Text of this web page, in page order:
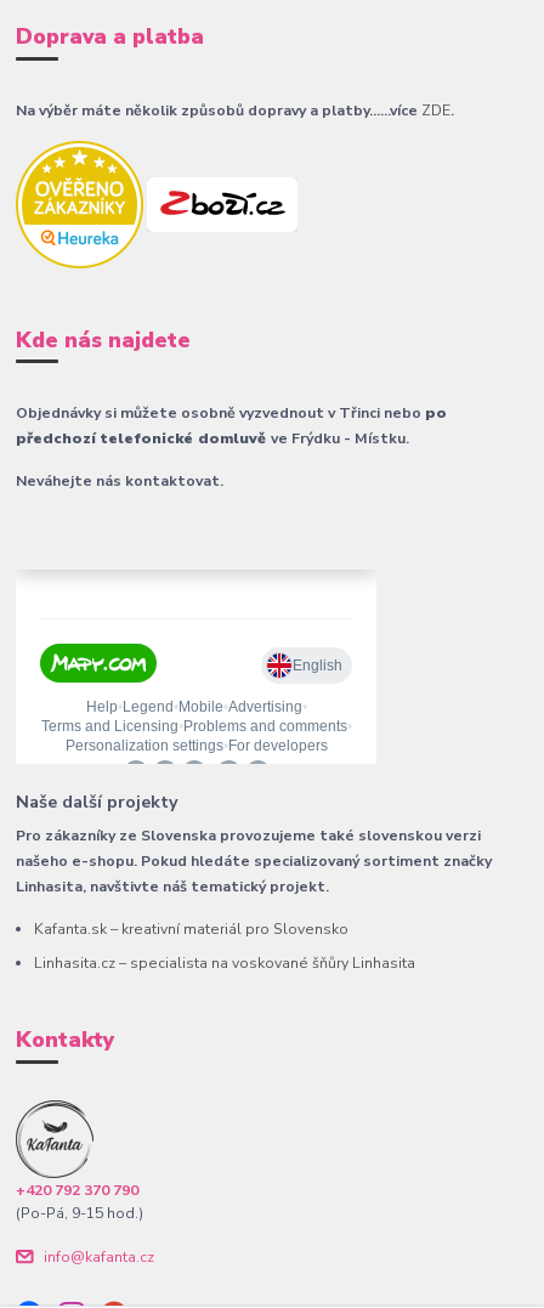
Doprava a platba
Na výběr máte několik způsobů dopravy a platby......více ZDE.
Kde nás najdete
Objednávky si můžete osobně vyzvednout v Třinci nebo po
předchozí telefonické domluvěve Frýdku - Místku.
Neváhejte nás kontaktovat.
Naše další projekty
Pro zákazníky ze Slovenska provozujeme také slovenskou verzi
našeho e-shopu. Pokud hledáte specializovaný sortiment značky
Linhasita, navštivte náš tematický projekt.
Kafanta.sk – kreativní materiál pro Slovensko
Linhasita.cz – specialista na voskované šňůry Linhasita
Kontakty
+420 792 370 790
(Po-Pá, 9-15 hod.)
info@kafanta.cz